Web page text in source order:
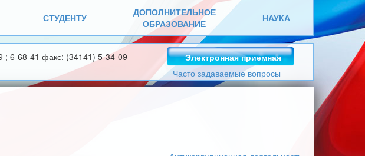
СТУДЕНТУ
ДОПОЛНИТЕЛЬНОЕ
ОБРАЗОВАНИЕ
НАУКА
; 6-68-41 факс: (34141) 5-34-09
Электронная приемная
Часто задаваемые вопросы